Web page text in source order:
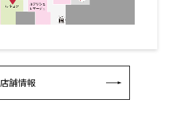
店舗情報